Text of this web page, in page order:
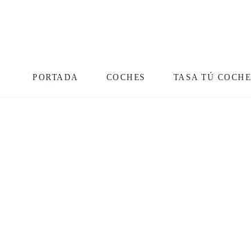
PORTADA COCHES TASA TÚ COCHE